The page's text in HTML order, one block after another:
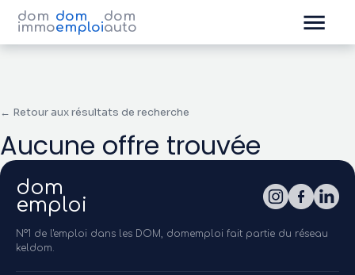
dom
immo
dom
emploi
dom
auto
← Retour aux résultats de recherche
Aucune offre trouvée
dom
emploi
N°1 de l'emploi dans les DOM, domemploi fait partie du réseau
keldom.